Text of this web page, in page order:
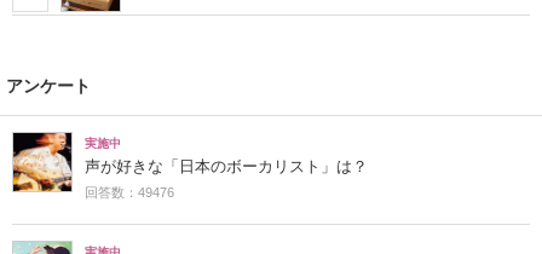
アンケート
実施中
声が好きな「日本のボーカリスト」は？
回答数：49476